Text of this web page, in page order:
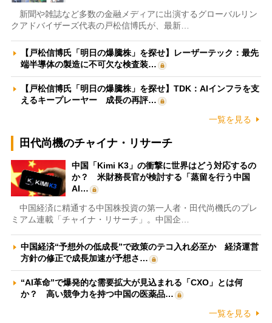
新聞や雑誌など多数の金融メディアに出演するグローバルリン
クアドバイザーズ代表の戸松信博氏が、最新…
【戸松信博氏「明日の爆騰株」を探せ】レーザーテック：最先
端半導体の製造に不可欠な検査装…
【戸松信博氏「明日の爆騰株」を探せ】TDK：AIインフラを支
えるキープレーヤー 成長の再評…
一覧を見る
田代尚機のチャイナ・リサーチ
中国「Kimi K3」の衝撃に世界はどう対応するの
か？ 米財務長官が検討する「蒸留を行う中国
AI…
中国経済に精通する中国株投資の第一人者・田代尚機氏のプレ
ミアム連載「チャイナ・リサーチ」。中国企…
中国経済“予想外の低成長”で政策のテコ入れ必至か 経済運営
方針の修正で成長加速が予想さ…
“AI革命”で爆発的な需要拡大が見込まれる「CXO」とは何
か？ 高い競争力を持つ中国の医薬品…
一覧を見る